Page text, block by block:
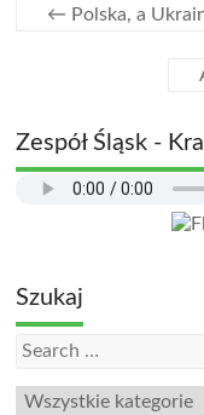
← Polska, a
Zespół Śląsk -
Szukaj